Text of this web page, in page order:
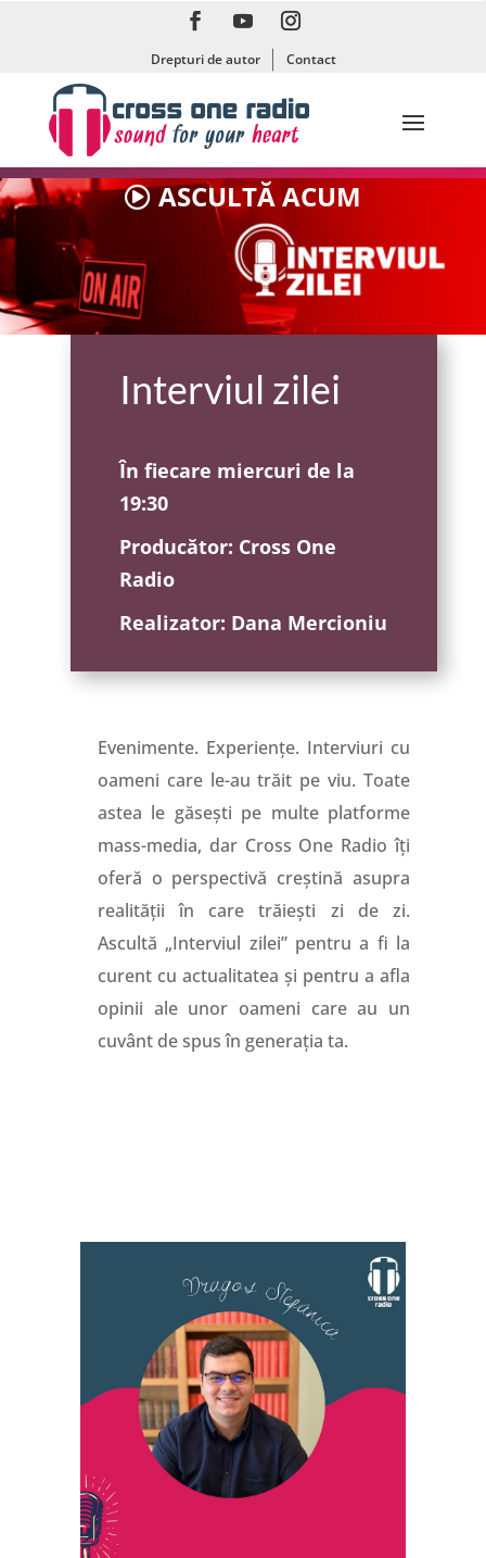
Drepturi de autor Contact
ASCULTĂ ACUM
Interviul zilei
În fiecare miercuri de la
19:30
Producător: Cross One
Radio
Realizator: Dana Mercioniu
Evenimente. Experiențe. Interviuri cu
oameni care le-au trăit pe viu. Toate
astea le găsești pe multe platforme
mass-media, dar Cross One Radio îți
oferă o perspectivă creștină asupra
realității în care trăiești zi de zi.
Ascultă „Interviul zilei” pentru a fi la
curent cu actualitatea și pentru a afla
opinii ale unor oameni care au un
cuvânt de spus în generația ta.